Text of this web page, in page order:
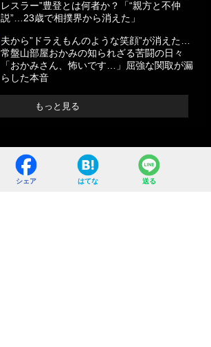
レスラー”豊登とは何者か？「“親方と不仲
説”…23歳で相撲界から消えた」
夫から”ドラえもんのような笑顔”が消えた…
常盤山部屋おかみの知られざる苦闘の日々
「おかみさん、怖いです…」屈強な関取が漏
らした本音
もっと見る
シェア はてな 送る